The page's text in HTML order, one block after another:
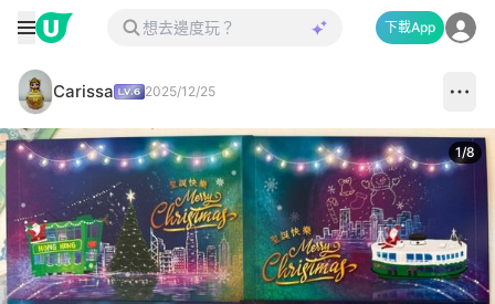
下載App
Carissa 2025/12/25
1/8